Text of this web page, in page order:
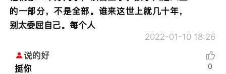
的一部分，不是全部。谁来这世上就几十年，
别太委屈自己。每个人
2022-01-10 18:26
说的好
挺你
0